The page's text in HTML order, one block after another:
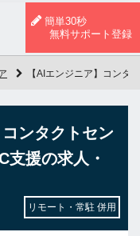
簡単30秒
無料サポート登録
【AIエンジニア】コンタ
ンタクトセン
支援の求人・
リモート・常駐 併用